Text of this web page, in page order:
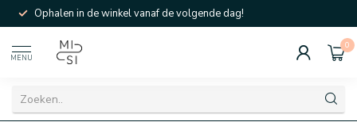
Ophalen in de winkel vanaf de volgende dag!
MENU
0